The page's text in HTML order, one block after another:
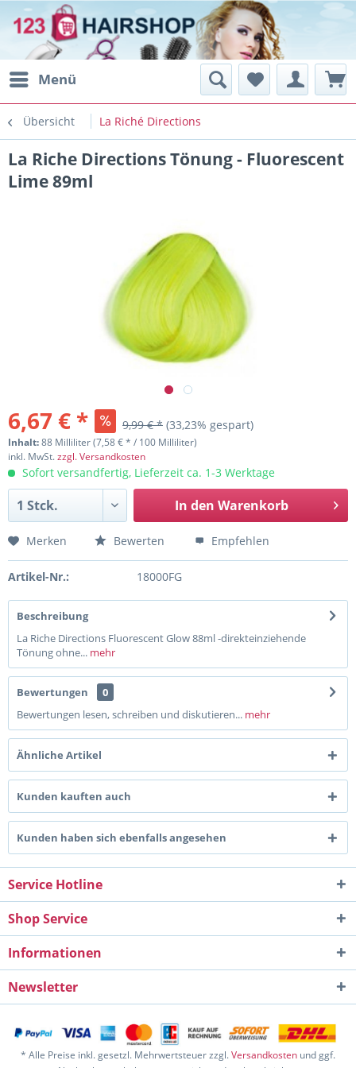
Menü
Übersicht La Riché Directions
La Riche Directions Tönung - Fluorescent
Lime 89ml
6,67 € * 9,99 € * (33,23% gespart)
Inhalt:88 Milliliter (7,58 € * / 100 Milliliter)
inkl. MwSt.zzgl. Versandkosten
Sofort versandfertig, Lieferzeit ca. 1-3 Werktage
In den Warenkorb
Merken Bewerten Empfehlen
Artikel-Nr.: 18000FG
Beschreibung
La Riche Directions Fluorescent Glow 88ml -direkteinziehende
Tönung ohne... mehr
Bewertungen
0
Bewertungen lesen, schreiben und diskutieren... mehr
Ähnliche Artikel
Kunden kauften auch
Kunden haben sich ebenfalls angesehen
Service Hotline
Shop Service
Informationen
Newsletter
* Alle Preise inkl. gesetzl. Mehrwertsteuer zzgl.Versandkosten und ggf.